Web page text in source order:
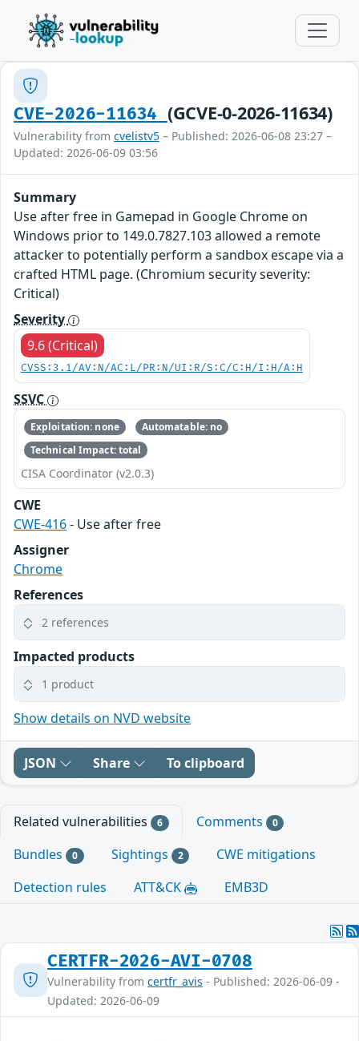
CVE-2026-11634 (GCVE-0-2026-11634)
Vulnerability from cvelistv5 – Published: 2026-06-08 23:27 –
Updated: 2026-06-09 03:56
Summary
Use after free in Gamepad in Google Chrome on
Windows prior to 149.0.7827.103 allowed a remote
attacker to potentially perform a sandbox escape via a
crafted HTML page. (Chromium security severity:
Critical)
Severity
9.6 (Critical)
CVSS:3.1/AV:N/AC:L/PR:N/UI:R/S:C/C:H/I:H/A:H
SSVC
Exploitation: none
Automatable: no
Technical Impact: total
CISA Coordinator (v2.0.3)
CWE
CWE-416- Use after free
Assigner
Chrome
References
2 references
Impacted products
1 product
Show details on NVD website
JSON Share To clipboard
Related vulnerabilities 6 Comments 0
Bundles 0 Sightings 2
CWE mitigations
Detection rules
ATT&CK EMB3D
CERTFR-2026-AVI-0708
Vulnerability from certfr_avis - Published: 2026-06-09 -
Updated: 2026-06-09